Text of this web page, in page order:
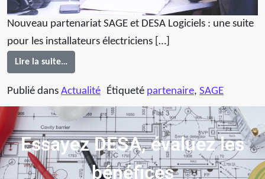
Nouveau partenariat SAGE et DESA Logiciels : une suite
pour les installateurs électriciens […]
Lire la suite…
Publié dans Actualité Étiqueté partenaire, SAGE
Essayez DESA, évaluez les
bénéfices